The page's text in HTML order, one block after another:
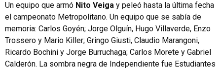
Un equipo que armó Nito Veiga y peleó hasta la última fecha
el campeonato Metropolitano. Un equipo que se sabía de
memoria: Carlos Goyén; Jorge Olguín, Hugo Villaverde, Enzo
Trossero y Mario Killer; Gringo Giusti, Claudio Marangoni,
Ricardo Bochini y Jorge Burruchaga; Carlos Morete y Gabriel
Calderón. La sombra negra de Independiente fue Estudiantes